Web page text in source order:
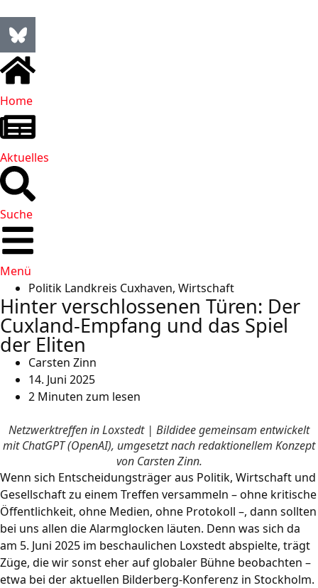
Home
Aktuelles
Suche
Menü
Politik Landkreis Cuxhaven, Wirtschaft
Hinter verschlossenen Türen: Der
Cuxland-Empfang und das Spiel
der Eliten
Carsten Zinn
14. Juni 2025
2 Minuten zum lesen
Netzwerktreffen in Loxstedt | Bildidee gemeinsam entwickelt
mit ChatGPT (OpenAI), umgesetzt nach redaktionellem Konzept
von Carsten Zinn.
Wenn sich Entscheidungsträger aus Politik, Wirtschaft und
Gesellschaft zu einem Treffen versammeln – ohne kritische
Öffentlichkeit, ohne Medien, ohne Protokoll –, dann sollten
bei uns allen die Alarmglocken läuten. Denn was sich da
am 5. Juni 2025 im beschaulichen Loxstedt abspielte, trägt
Züge, die wir sonst eher auf globaler Bühne beobachten –
etwa bei der aktuellen Bilderberg-Konferenz in Stockholm.